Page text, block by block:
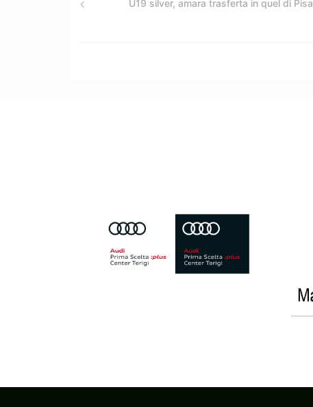
U19 silver, amara trasferta in quel di Pisa